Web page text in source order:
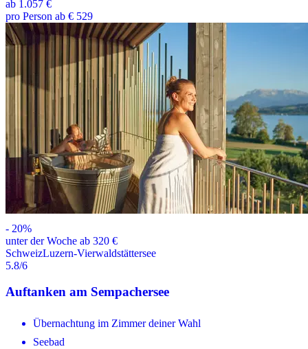
ab 1.057 €
pro Person ab € 529
- 20%
unter der Woche ab 320 €
SchweizLuzern-Vierwaldstättersee
5.8/6
Auftanken am Sempachersee
Übernachtung im Zimmer deiner Wahl
Seebad